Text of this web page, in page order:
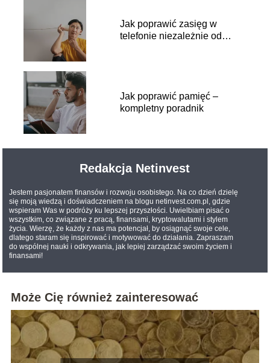
Jak poprawić zasięg w
telefonie niezależnie od
Jak poprawić pamięć –
kompletny poradnik
Redakcja Netinvest
Jestem pasjonatem finansów i rozwoju osobistego. Na co dzień dzielę
się moją wiedzą i doświadczeniem na blogu netinvest.com.pl, gdzie
wspieram Was w podróży ku lepszej przyszłości. Uwielbiam pisać o
wszystkim, co związane z pracą, finansami, kryptowalutami i stylem
życia. Wierzę, że każdy z nas ma potencjał, by osiągnąć swoje cele,
dlatego staram się inspirować i motywować do działania. Zapraszam
do wspólnej nauki i odkrywania, jak lepiej zarządzać swoim życiem i
finansami!
Może Cię również zainteresować